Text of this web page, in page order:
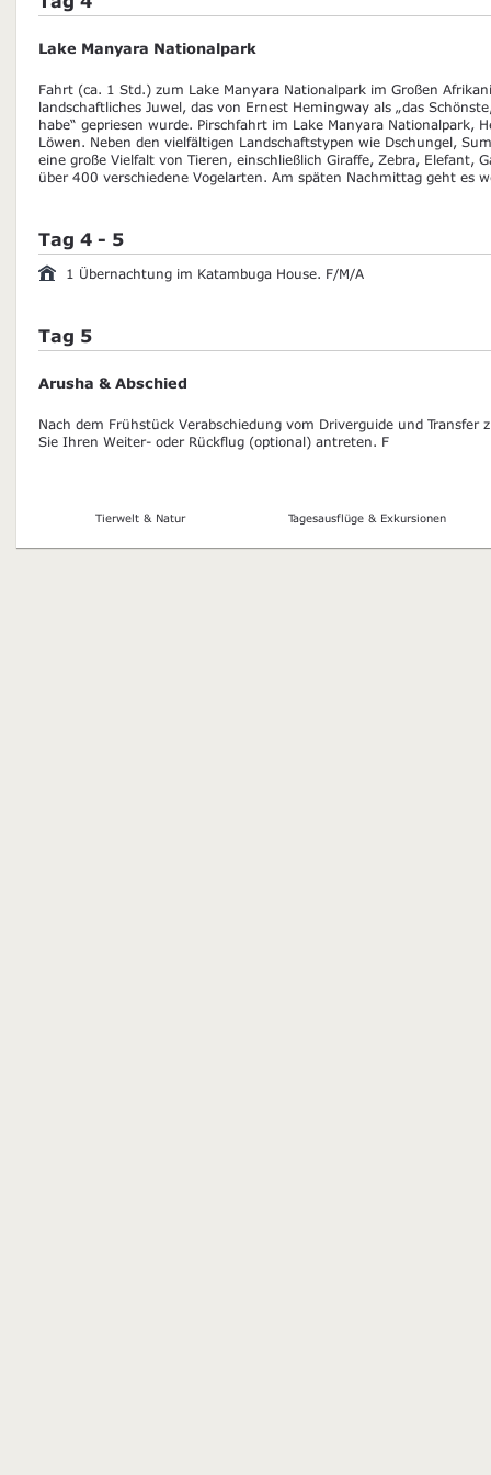
Lake Manyara Nationalpark
Fahrt (ca. 1 Std.) zum Lake Manyara Nationalpark im Großen
landschaftliches Juwel, das von Ernest Hemingway als „das
habe“ gepriesen wurde. Pirschfahrt im Lake Manyara Nationalpark,
Löwen. Neben den vielfältigen Landschaftstypen wie Dschungel,
eine große Vielfalt von Tieren, einschließlich Giraffe, Zebra, Elefant,
über 400 verschiedene Vogelarten. Am späten Nachmittag geht es
Tag 4 - 5
1 Übernachtung im Katambuga House. F/M/A
Tag 5
Arusha & Abschied
Nach dem Frühstück Verabschiedung vom Driverguide und Transfer
Sie Ihren Weiter- oder Rückflug (optional) antreten. F
Tierwelt & Natur Tagesausflüge & Exkursionen